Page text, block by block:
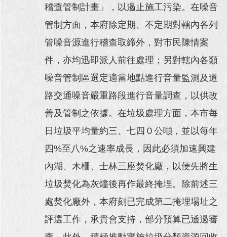
稽查管制計畫」，以遏止施工污染。在噪音
管制方面，本府除定期、不定期對轄內各列
管噪音源進行稽查取締外，對市民陳情案
件，亦均迅即派人前往處理；另對轄內各類
噪音管制區選定適當地點進行音量監測及道
路交通噪音嚴重路段進行音量調查，以供改
善及管制之依據。在垃圾處理方面，本市每
日垃圾平均量約三、七四０公噸，並以每年
四%至八%之速率成長，因此必須加速興建
內湖、木柵、士林三座焚化廠，以便先將生
垃圾焚化為灰燼後再作最終掩埋。除前述三
處焚化廠外，本府刻已完成第二掩埋場址之
評選工作，承貴會支持，部分預算已通過審